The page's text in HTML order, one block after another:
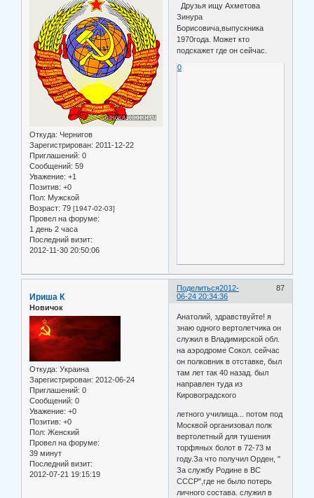
Откуда: Чернигов
Зарегистрирован: 2011-12-22
Приглашений: 0
Сообщений: 59
Уважение: +1
Позитив: +0
Пол: Мужской
Возраст: 79 [1947-02-03]
Провел на форуме:
1 день 2 часа
Последний визит:
2012-11-30 20:50:06
Друзья ищу Ахметова
Зинура
Борисовича,выпускника
1970года. Может кто
подскажет где он сейчас.
0
Поделиться 87
2012-
06-24 20:34:36
Ириша К
Новичок
Откуда: Украина
Зарегистрирован: 2012-06-24
Приглашений: 0
Сообщений: 0
Уважение: +0
Позитив: +0
Пол: Женский
Провел на форуме:
39 минут
Последний визит:
2012-07-21 19:15:19
Анатолий, здравствуйте! я
знаю одного вертолетчика он
служил в Владимирской обл.
на аэродроме Сокол. сейчас
он полковник в отставке, был
там лет так 40 назад. был
направлен туда из
Кировоградского
летного училища... потом под
Москвой организовал полк
вертолетный для тушения
торфяных болот в 72-73 м
году.За что получил Орден, "
За службу Родине в ВС
СССР",где не было потерь
личного состава. служил в